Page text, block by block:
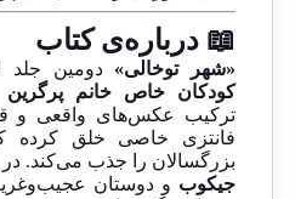
📖 درباره‌ی کتاب
«شهر توخالی» دومین
کودکان خاص خانم پرگرین
ترکیب عکس‌های واقعی و
فانتزی خاصی خلق کرده
بزرگسالان را جذب می‌کند. در
جیکوب و دوستان